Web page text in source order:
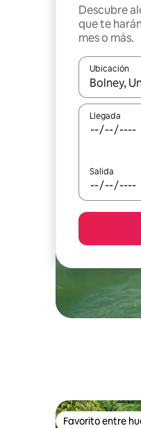
Descubre
que te
mes o más.
Ubicación
Cuando
Llegada
Salida
Favorito entre